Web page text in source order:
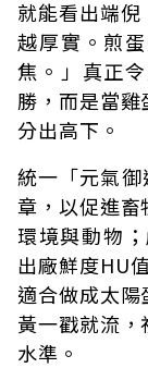
就能看出端倪
越厚實。煎
焦。」真正
勝，而是當
分出高下。
統一「元氣
章，以促進畜
環境與動物
出廠鮮度HU
適合做成太
黃一戳就流
水準。